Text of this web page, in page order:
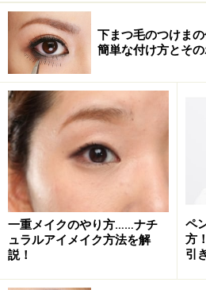
下まつ毛のつけま
簡単な付け方とその
一重メイクのやり方……ナチ
ュラルアイメイク方法を解
説！
ペ
方
引